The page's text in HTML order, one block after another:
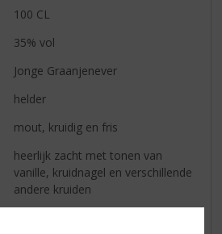
100 CL
35% vol
Jonge Graanjenever
helder
mout, kruidig en fris
heerlijk zacht met tonen van
vanille, kruidnagel en verschillende
andere kruiden